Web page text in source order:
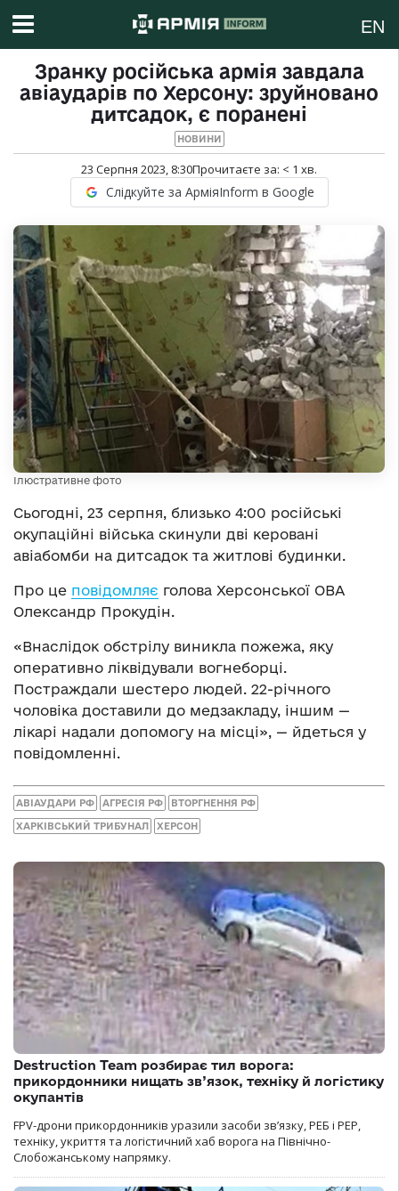
EN
Зранку російська армія завдала
авіаударів по Херсону: зруйновано
дитсадок, є поранені
НОВИНИ
23 Серпня 2023, 8:30Прочитаєте за: < 1 хв.
Слідкуйте за АрміяInform в Google
Ілюстративне фото
Сьогодні, 23 серпня, близько 4:00 російські
окупаційні війська скинули дві керовані
авіабомби на дитсадок та житлові будинки.
Про це повідомляє голова Херсонської ОВА
Олександр Прокудін.
«Внаслідок обстрілу виникла пожежа, яку
оперативно ліквідували вогнеборці.
Постраждали шестеро людей. 22-річного
чоловіка доставили до медзакладу, іншим —
лікарі надали допомогу на місці», — йдеться у
повідомленні.
АВІАУДАРИ РФ АГРЕСІЯ РФ ВТОРГНЕННЯ РФ
ХАРКІВСЬКИЙ ТРИБУНАЛ ХЕРСОН
Destruction Team розбирає тил ворога:
прикордонники нищать зв’язок, техніку й логістику
окупантів
FPV-дрони прикордонників уразили засоби зв’язку, РЕБ і РЕР,
техніку, укриття та логістичний хаб ворога на Північно-
Слобожанському напрямку.